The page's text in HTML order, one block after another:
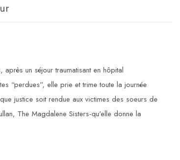
un séjour traumatisant en hôpital
“perdues”, elle prie et trime toute la journée
justice soit rendue aux victimes des soeurs de
The Magdalene Sisters-qu’elle donne la